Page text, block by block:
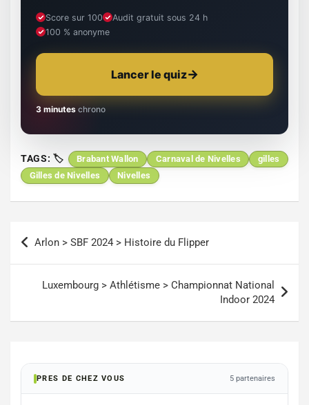
Score sur 100
Audit gratuit sous 24 h
100 % anonyme
Lancer le quiz
3 minutes chrono
TAGS: Brabant Wallon Carnaval de Nivelles
gilles
Gilles de Nivelles
Nivelles
Navigation
de
l’article
Arlon > SBF 2024 > Histoire du Flipper
Luxembourg > Athlétisme > Championnat National
Indoor 2024
PRES DE CHEZ VOUS 5 partenaires